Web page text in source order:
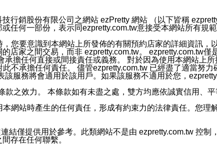
項服務之資料或電子郵件供您參考。您能依照該資料或電
，您仍可接收到通知型訊息。
的訊息皆不會被傳送。滿足以下三個條件者，將可收到通
號的通知型訊息。
行銷股份有限公司之網站 ezPretty 網站 （以下皆稱
任何一部份，表示同ezpretty.com.tw意接受本網站所有規範
您要意識到本網站上所發佈的有關預約店家的詳細資訊，
店家之間交易，而非 ezpretty.com.tw。 ezpretty.com.tw
擔任何直接或間接責任或義務。 對於因為使用本網站上
不承擔任何責任。 儘管ezpretty.com.tw 已經盡了適當努
服務將會適用於該用戶。如果該服務不適用於您，
之效力。 本條款如有未盡之處，雙方均應依誠實信用、平
網站時產生的任何責任，形成有約束力的法律責任。您理
結僅提供用於參考。此類網站不是由 ezpretty.com.tw 控
存在任何聯繫。